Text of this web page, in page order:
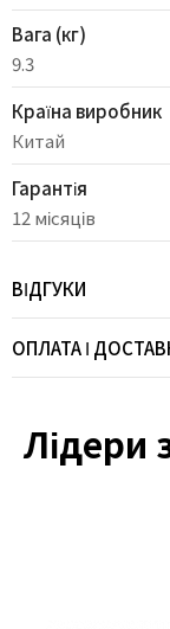
Вага (кг)
9.3
Країна виробник
Китай
Гарантія
12 місяців
ВІДГУКИ
ОПЛАТА І
Лідери